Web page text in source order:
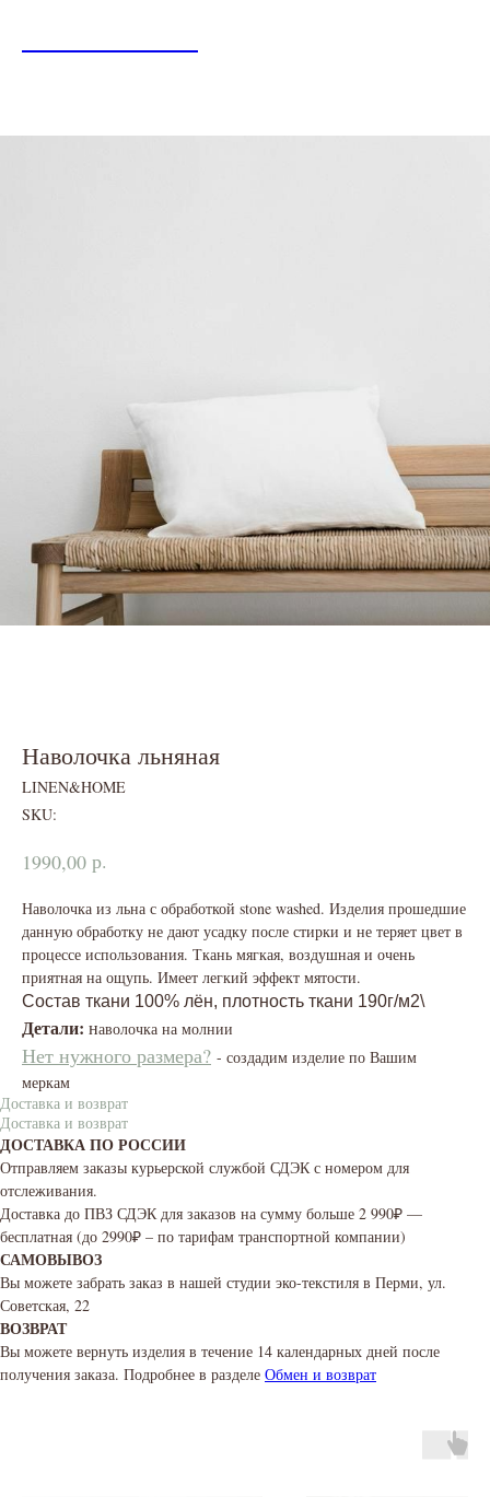
Наволочка льняная
LINEN&HOME
SKU:
1990,00 р.
Наволочка из льна с обработкой stone washed. Изделия прошедшие
данную обработку не дают усадку после стирки и не теряет цвет в
процессе использования. Ткань мягкая, воздушная и очень
приятная на ощупь. Имеет легкий эффект мятости.
Состав ткани 100% лён, плотность ткани 190г/м2\
Детали: наволочка на молнии
Нет нужного размера? - создадим изделие по Вашим
меркам
Доставка и возврат
Доставка и возврат
ДОСТАВКА ПО РОССИИ
Отправляем заказы курьерской службой СДЭК с номером для
отслеживания.
Доставка до ПВЗ СДЭК для заказов на сумму больше 2 990₽ —
бесплатная (до 2990₽ – по тарифам транспортной компании)
САМОВЫВОЗ
Вы можете забрать заказ в нашей студии эко-текстиля в Перми, ул.
Советская, 22
ВОЗВРАТ
Вы можете вернуть изделия в течение 14 календарных дней после
получения заказа. Подробнее в разделе Обмен и возврат